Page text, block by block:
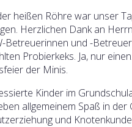
heißen Röhre war unser
Herzlichen Dank an
Betreuerinnen und -
Probierkeks. Ja, nur
der Minis.
Kinder im
allgemeinem Spaß in
und